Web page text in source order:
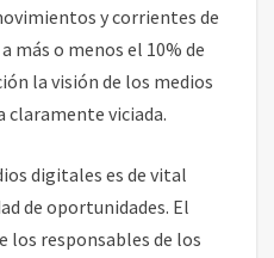
y corrientes de
más o menos el 10% de
la visión de los medios
claramente viciada.
digitales es de vital
de oportunidades. El
los responsables de los